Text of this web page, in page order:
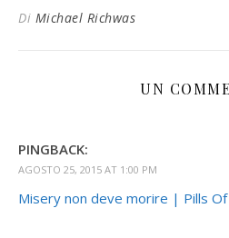
Di Michael Richwas
UN
PINGBACK:
AGOSTO 25, 2015 AT 1:00 PM
Misery non deve morire | Pills